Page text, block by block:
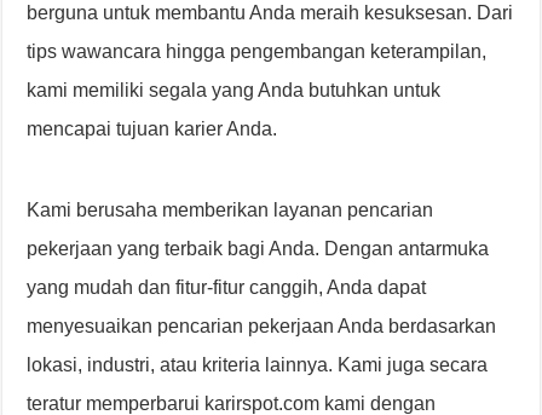
berguna untuk membantu Anda meraih kesuksesan. Dari
tips wawancara hingga pengembangan keterampilan,
kami memiliki segala yang Anda butuhkan untuk
mencapai tujuan karier Anda.
Kami berusaha memberikan layanan pencarian
pekerjaan yang terbaik bagi Anda. Dengan antarmuka
yang mudah dan fitur-fitur canggih, Anda dapat
menyesuaikan pencarian pekerjaan Anda berdasarkan
lokasi, industri, atau kriteria lainnya. Kami juga secara
teratur memperbarui karirspot.com kami dengan